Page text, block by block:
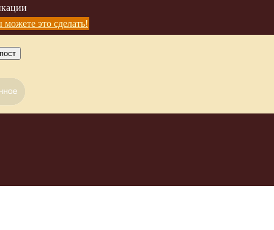
это сделать!